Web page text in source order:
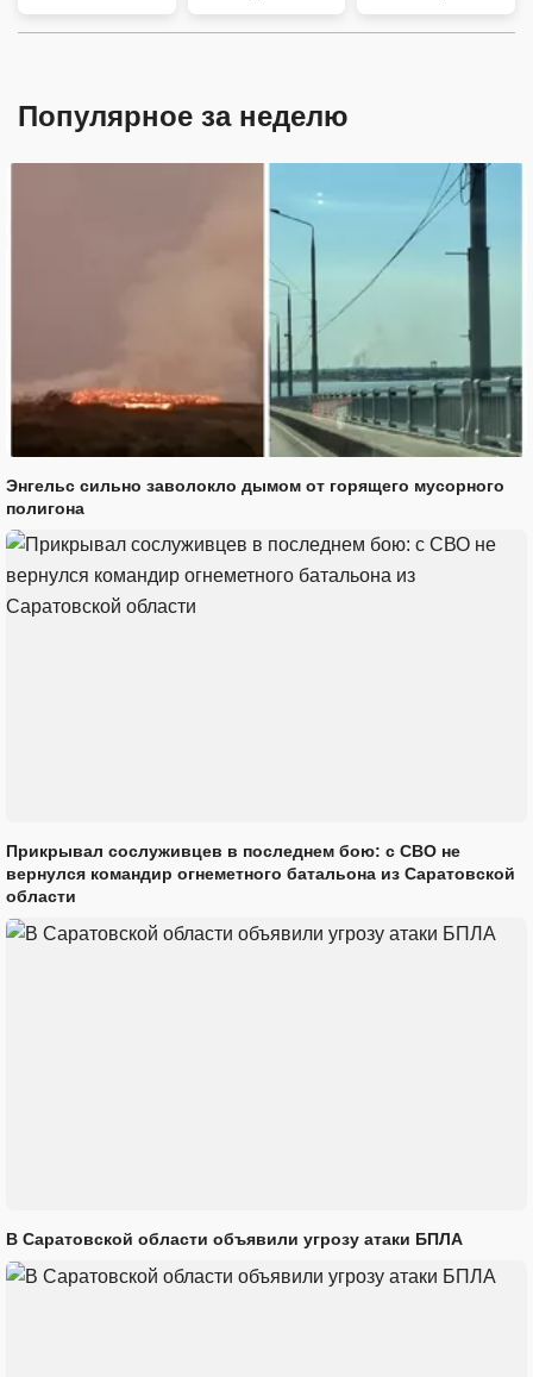
Популярное за неделю
Энгельс сильно заволокло дымом от горящего мусорного
полигона
Прикрывал сослуживцев в последнем бою: с СВО не
вернулся командир огнеметного батальона из Саратовской
области
В Саратовской области объявили угрозу атаки БПЛА